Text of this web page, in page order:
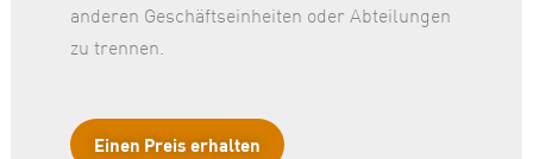
anderen Geschäftseinheiten oder Abteilungen
zu trennen.
Einen Preis erhalten